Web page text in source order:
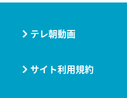
テレ朝動画
サイト利用規約